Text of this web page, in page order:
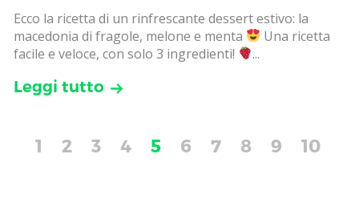
Ecco la ricetta di un rinfrescante dessert estivo: la
macedonia di fragole, melone e menta
Una ricetta
facile e veloce, con solo 3 ingredienti!
...
Leggi tutto
1 2 3 4 5 6 7 8 9 10